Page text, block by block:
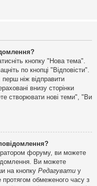
кнопку "Нова тема".
по кнопці "Відповісти".
ніж відправити
внизу сторінки
створювати нові теми", "Ви
форуму, ви можете
Ви можете
на кнопку Редагувати у
протягом обмеженого часу з